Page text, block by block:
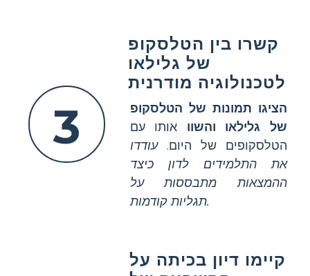
3
קשרו בין הטלסקופ
של גלילאו
לטכנולוגיה מודרנית
הציגו תמונות של הטלסקופ
של גלילאו והשוו אותו עם
הטלסקופים של היום.עודדו
את התלמידים לדון כיצד
ההמצאות מתבססות על
תגליות קודמות.
קיימו דיון בכיתה על